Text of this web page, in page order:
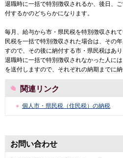
退職時に一括で特別徴収されるか、後日、
付するかのどちらかになります。
毎月、給与から市・県民税を特別徴収され
民税を一括で特別徴収された場合は、その
すので、その後に納付する市・県民税はあり
退職時に一括で特別徴収されなかった人に
を送付しますので、それぞれの納期までに納
関連リンク
個人市・県民税（住民税）の納税
お問い合わせ